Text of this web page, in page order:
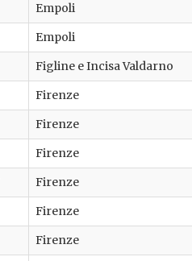
Empoli
Empoli
Figline e Incisa Valdarno
Firenze
Firenze
Firenze
Firenze
Firenze
Firenze